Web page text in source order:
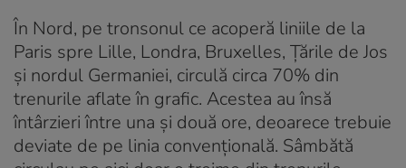
În Nord, pe tronsonul ce acoperă liniile de la
Paris spre Lille, Londra, Bruxelles, Ţările de Jos
şi nordul Germaniei, circulă circa 70% din
trenurile aflate în grafic. Acestea au însă
întârzieri între una şi două ore, deoarece trebuie
deviate de pe linia convenţională. Sâmbătă